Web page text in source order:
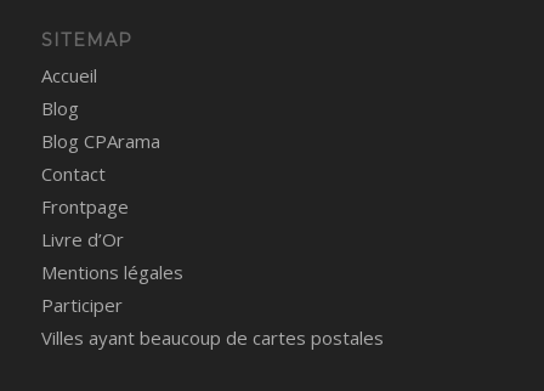
SITEMAP
Accueil
Blog
Blog CPArama
Contact
Frontpage
Livre d’Or
Mentions légales
Participer
Villes ayant beaucoup de cartes postales